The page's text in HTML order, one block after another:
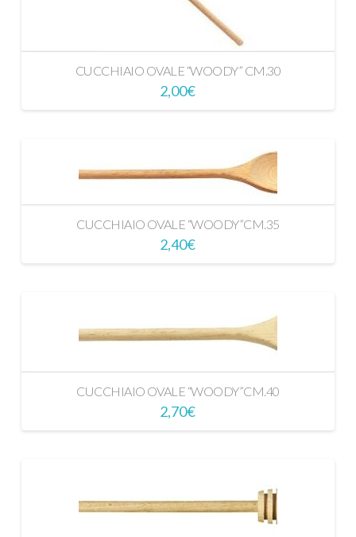
CUCCHIAIO OVALE “WOODY” CM.30
2,00€
CUCCHIAIO OVALE “WOODY”CM.35
2,40€
CUCCHIAIO OVALE “WOODY”CM.40
2,70€